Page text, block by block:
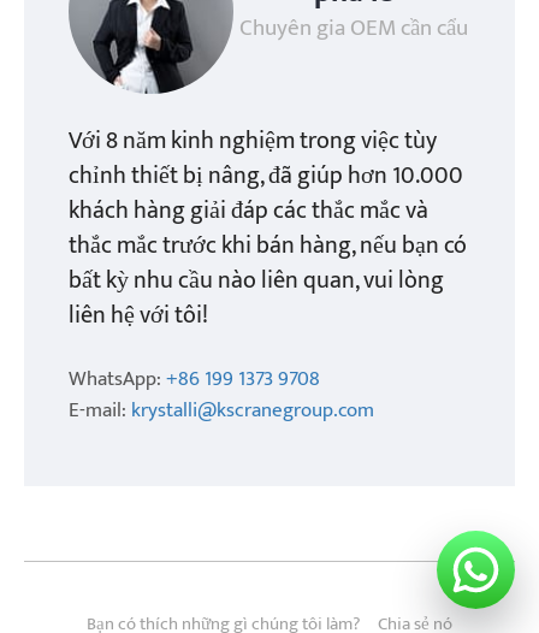
Chuyên gia OEM cần cẩu
Với 8 năm kinh nghiệm trong việc tùy
chỉnh thiết bị nâng, đã giúp hơn 10.000
khách hàng giải đáp các thắc mắc và
thắc mắc trước khi bán hàng, nếu bạn có
bất kỳ nhu cầu nào liên quan, vui lòng
liên hệ với tôi!
WhatsApp:+86 199 1373 9708
E-mail: krystalli@kscranegroup.com
Bạn có thích những gì chúng tôi làm? Chia sẻ nó